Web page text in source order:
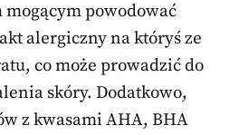
powodować
alergiczny na któryś ze
co może prowadzić do
skóry. Dodatkowo,
z kwasami AHA, BHA